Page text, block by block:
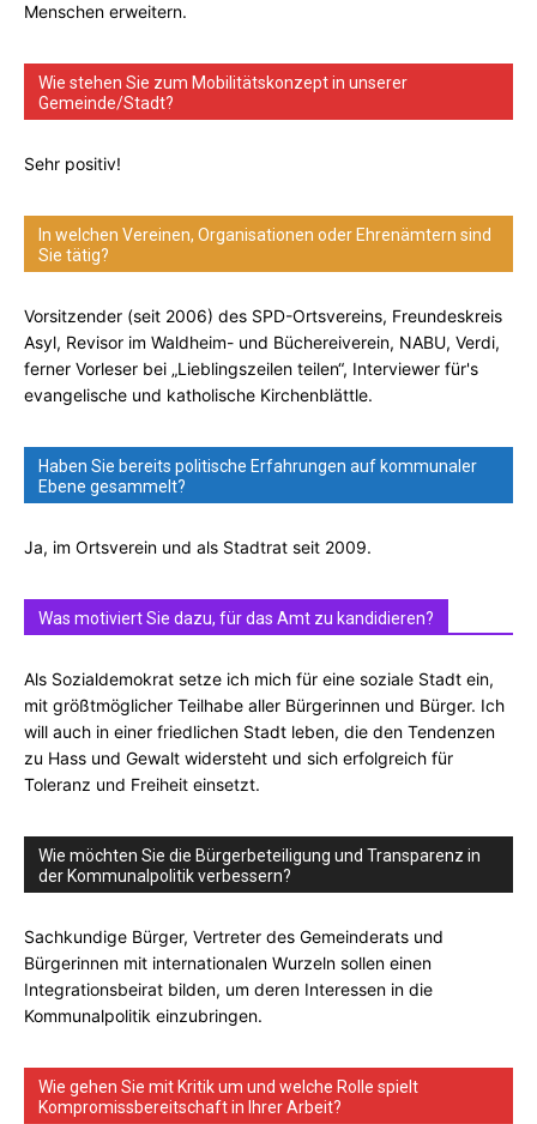
Menschen erweitern.
Wie stehen Sie zum Mobilitätskonzept in unserer
Gemeinde/Stadt?
Sehr positiv!
In welchen Vereinen, Organisationen oder Ehrenämtern sind
Sie tätig?
Vorsitzender (seit 2006) des SPD-Ortsvereins, Freundeskreis
Asyl, Revisor im Waldheim- und Büchereiverein, NABU, Verdi,
ferner Vorleser bei „Lieblingszeilen teilen“, Interviewer für's
evangelische und katholische Kirchenblättle.
Haben Sie bereits politische Erfahrungen auf kommunaler
Ebene gesammelt?
Ja, im Ortsverein und als Stadtrat seit 2009.
Was motiviert Sie dazu, für das Amt zu kandidieren?
Als Sozialdemokrat setze ich mich für eine soziale Stadt ein,
mit größtmöglicher Teilhabe aller Bürgerinnen und Bürger. Ich
will auch in einer friedlichen Stadt leben, die den Tendenzen
zu Hass und Gewalt widersteht und sich erfolgreich für
Toleranz und Freiheit einsetzt.
Wie möchten Sie die Bürgerbeteiligung und Transparenz in
der Kommunalpolitik verbessern?
Sachkundige Bürger, Vertreter des Gemeinderats und
Bürgerinnen mit internationalen Wurzeln sollen einen
Integrationsbeirat bilden, um deren Interessen in die
Kommunalpolitik einzubringen.
Wie gehen Sie mit Kritik um und welche Rolle spielt
Kompromissbereitschaft in Ihrer Arbeit?